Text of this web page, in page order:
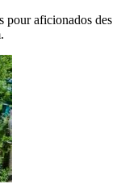
pour aficionados des